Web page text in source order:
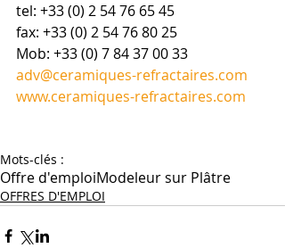
tel: +33 (0) 2 54 76 65 45
fax: +33 (0) 2 54 76 80 25
Mob: +33 (0) 7 84 37 00 33
adv@ceramiques-refractaires.com
www.ceramiques-refractaires.com
Mots-clés :
Offre d'emploiModeleur sur Plâtre
OFFRES D'EMPLOI